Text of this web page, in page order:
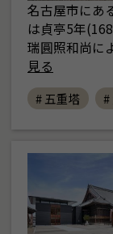
名古屋市にあ
は貞亭5年
瑞圓照和尚に
見る
# 五重塔 #